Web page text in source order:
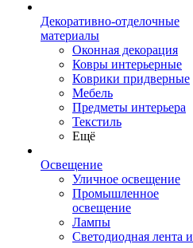
Декоративно-отделочные
материалы
Оконная декорация
Ковры интерьерные
Коврики придверные
Мебель
Предметы интерьера
Текстиль
Ещё
Освещение
Уличное освещение
Промышленное
освещение
Лампы
Светодиодная лента и